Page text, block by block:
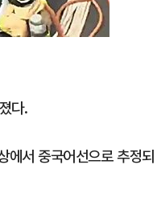
다.
서 중국어선으로 추정되